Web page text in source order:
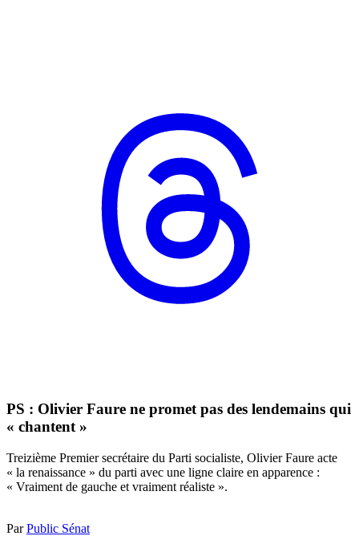
PS : Olivier Faure ne promet pas des lendemains qui
« chantent »
Treizième Premier secrétaire du Parti socialiste, Olivier Faure acte
« la renaissance » du parti avec une ligne claire en apparence :
« Vraiment de gauche et vraiment réaliste ».
ParPublic Sénat